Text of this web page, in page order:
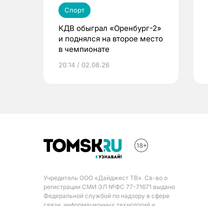
Спорт
КДВ обыграл «Оренбург-2»
и поднялся на второе место
в чемпионате
20:14 / 02.08.26
Учредитель ООО «Дайджест ТВ». Св-во о
регистрации СМИ ЭЛ №ФС 77-71671 выдано
Федеральной службой по надзору в сфере